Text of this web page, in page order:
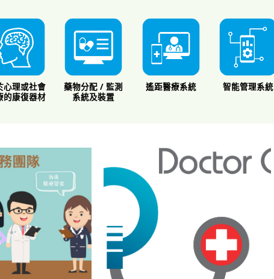
心理或社會
的康復器材
藥物分配 / 監測
系統及裝置
遙距醫療系統 智能管理系統